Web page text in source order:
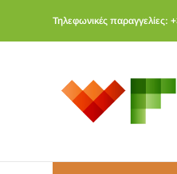
Τηλεφωνικές παραγγελίες: